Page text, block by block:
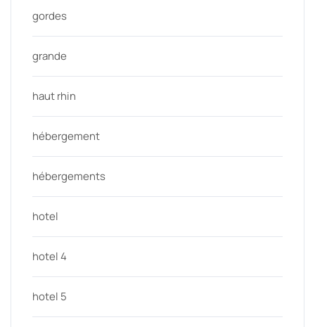
gordes
grande
haut rhin
hébergement
hébergements
hotel
hotel 4
hotel 5